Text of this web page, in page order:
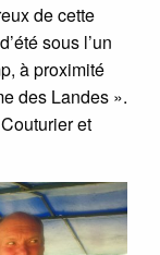
de cette
sous l’un
à proximité
des Landes ».
et